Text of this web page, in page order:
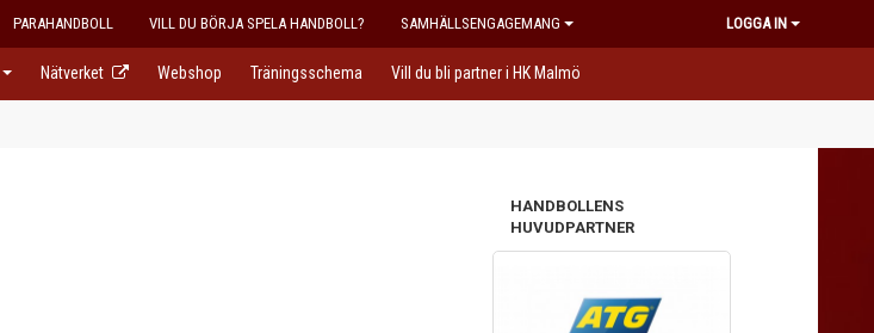
PARAHANDBOLL VILL DU BÖRJA SPELA HANDBOLL? SAMHÄLLSENGAGEMANG LOGGA IN
Nätverket Webshop Träningsschema Vill du bli partner i HK Malmö
HANDBOLLENS
HUVUDPARTNER